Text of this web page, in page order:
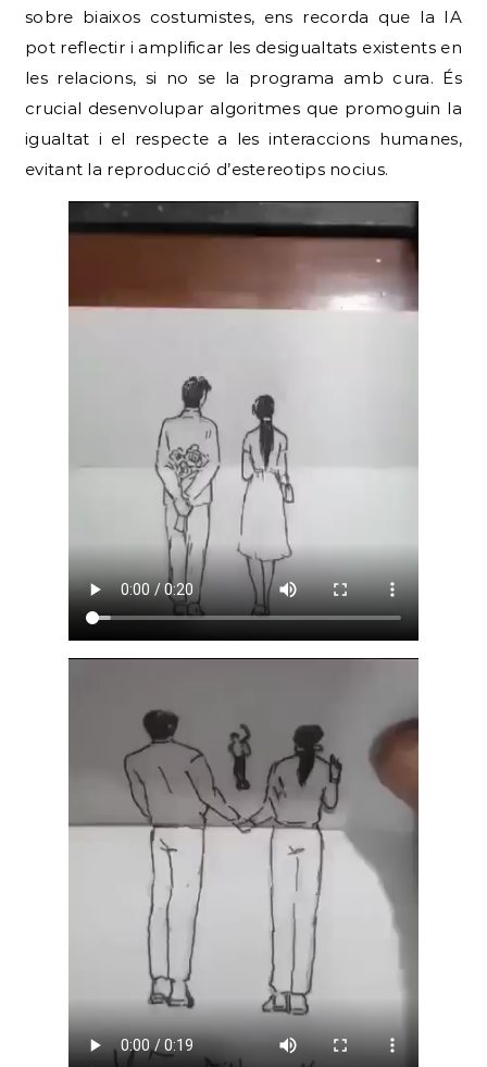
sobre biaixos costumistes, ens recorda que la IA
pot reflectir i amplificar les desigualtats existents en
les relacions, si no se la programa amb cura. És
crucial desenvolupar algoritmes que promoguin la
igualtat i el respecte a les interaccions humanes,
evitant la reproducció d’estereotips nocius.